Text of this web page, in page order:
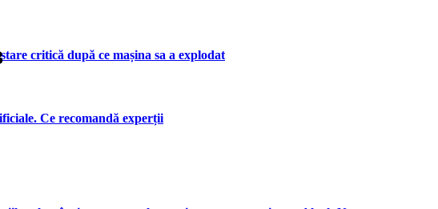
critică după ce mașina sa a explodat
Ce recomandă experții